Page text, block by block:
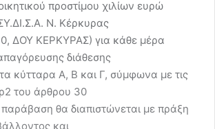
προστίμου χιλίων ευρώ
Ν. Κέρκυρας
ΔΟΥ ΚΕΡΚΥΡΑΣ) για κάθε μέρα
διάθεσης
κύτταρα Α, Β και Γ, σύμφωνα με τις
του άρθρου 30
θα διαπιστώνεται με πράξη
και